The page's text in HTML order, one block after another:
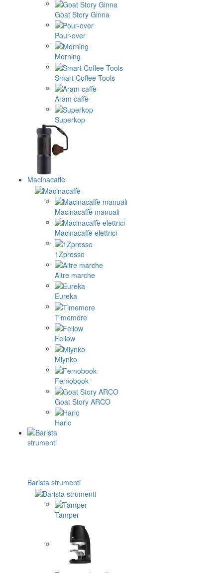
Goat Story Ginna
Pour-over
Morning
Smart Coffee Tools
Aram caffè
Superkop
Macinacaffè
Macinacaffè manuali
Macinacaffè elettrici
1Zpresso
Altre marche
Eureka
Timemore
Fellow
Mlynko
Femobook
Goat Story ARCO
Hario
Barista strumenti
Tamper